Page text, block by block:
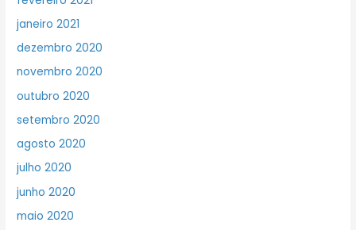
janeiro 2021
dezembro 2020
novembro 2020
outubro 2020
setembro 2020
agosto 2020
julho 2020
junho 2020
maio 2020